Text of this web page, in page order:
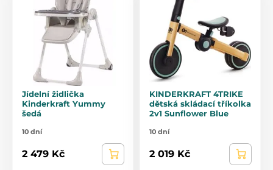
Jídelní židlička
Kinderkraft Yummy
šedá
10 dní
2 479 Kč
KINDERKRAFT 4TRIKE
dětská skládací tříkolka
2v1 Sunflower Blue
10 dní
2 019 Kč